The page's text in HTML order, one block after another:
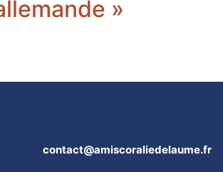
»
contact@amiscoraliedelaume.fr